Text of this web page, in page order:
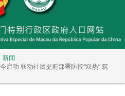
新闻
启动 联动社团提前部署防控“双热” 筑